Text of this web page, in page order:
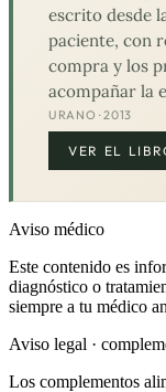
escrito desde
paciente, con
compra y los
acompañar la
URANO · 2013
VER EL
Aviso médico
Este contenido es
diagnóstico o
siempre a tu médico
Aviso legal ·
Los complementos